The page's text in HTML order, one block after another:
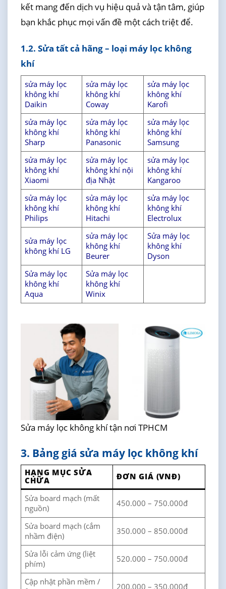
kết mang đến dịch vụ hiệu quả và tận tâm, giúp
bạn khắc phục mọi vấn đề một cách triệt để.
1.2. Sửa tất cả hãng – loại máy lọc không
khí
sửa máy lọc
không khí
Daikin
sửa máy lọc
không khí
Coway
sửa máy lọc
không khí
Karofi
sửa máy lọc
không khí
Sharp
sửa máy lọc
không khí
Panasonic
sửa máy lọc
không khí
Samsung
sửa máy lọc
không khí
Xiaomi
sửa máy lọc
không khí nội
địa Nhật
sửa máy lọc
không khí
Kangaroo
sửa máy lọc
không khí
Philips
sửa máy lọc
không khí
Hitachi
sửa máy lọc
không khí
Electrolux
sửa máy lọc
không khí LG
sửa máy lọc
không khí
Beurer
Sửa máy lọc
không khí
Dyson
Sửa máy lọc
không khí
Aqua
Sửa máy lọc
không khí
Winix
Sửa máy lọc không khí tận nơi TPHCM
3. Bảng giá sửa máy lọc không khí
HẠNG MỤC SỬA
CHỮA ĐƠN GIÁ (VNĐ)
Sửa board mạch (mất
nguồn)
450.000 – 750.000đ
Sửa board mạch (cắm
nhầm điện)
350.000 – 850.000đ
Sửa lỗi cảm ứng (liệt
phím)
520.000 – 750.000đ
Cập nhật phần mềm /
200.000 – 350.000đ